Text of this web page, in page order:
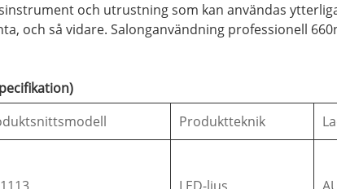
och utrustning som kan användas
och så vidare. Salonganvändning professionell
Produktteknik